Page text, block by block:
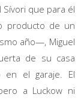
Sívori que para él
producto de un
año—, Miguel
de su casa
en el garaje. El
a Luckow ni